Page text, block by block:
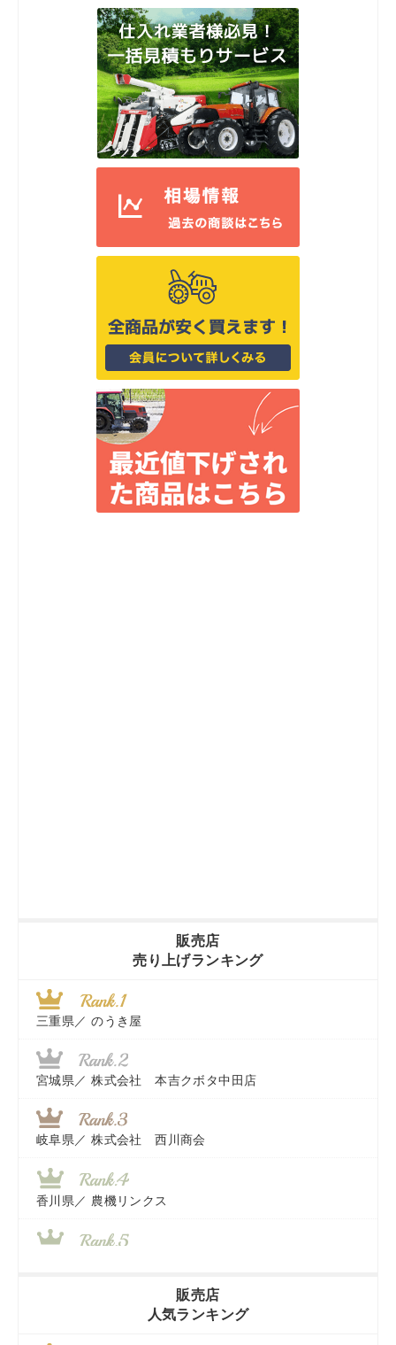
販売店
売り上げランキング
三重県／ のうき屋
宮城県／ 株式会社 本吉クボタ中田店
岐阜県／ 株式会社 西川商会
香川県／ 農機リンクス
近江商事合同会社：「茨城中古農建機販売」
販売店
人気ランキング